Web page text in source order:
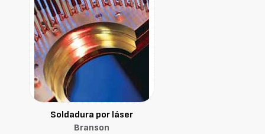
Soldadura por láser
Branson